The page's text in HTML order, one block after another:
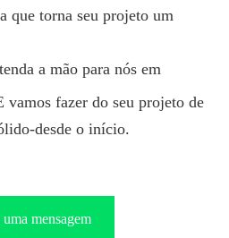
que torna seu projeto um
a mão para nós em
vamos fazer do seu projeto de
desde o início.
mensagem